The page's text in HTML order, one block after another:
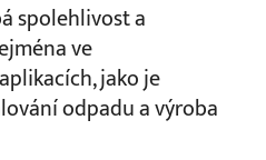
spolehlivost a
ve
jako je
odpadu a výroba